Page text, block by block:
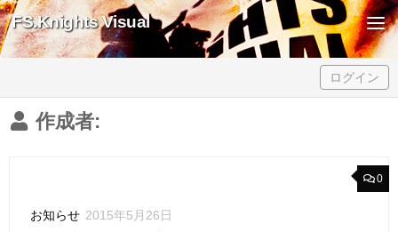
Skip to content
FS.Knights Visual
ログイン
作成者:
0
お知らせ 2015年5月26日